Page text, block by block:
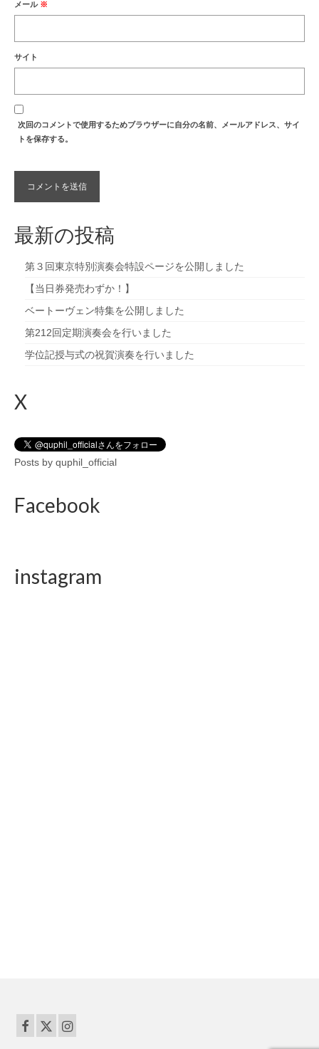
メール ※
サイト
次回のコメントで使用するためブラウザーに自分の名前、メールアドレス、サイ
トを保存する。
最新の投稿
第３回東京特別演奏会特設ページを公開しました
【当日券発売わずか！】
ベートーヴェン特集を公開しました
第212回定期演奏会を行いました
学位記授与式の祝賀演奏を行いました
X
Posts by quphil_official
Facebook
instagram